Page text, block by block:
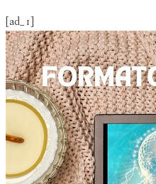
[ad_1]